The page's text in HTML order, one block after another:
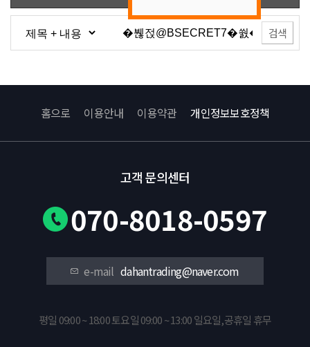
검색
홈으로 이용안내 이용약관 개인정보보호정책
고객 문의센터
070-8018-0597
e-maildahantrading@naver.com
평일 09:00 ~ 18:00 토요일 09:00 ~ 13:00 일요일,공휴일 휴무